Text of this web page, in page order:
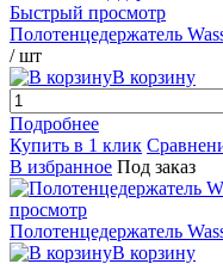
Быстрый просмотр
Полотенцедержатель
/ шт
В корзину
Подробнее
Купить в 1 клик
В избранное Под заказ
просмотр
Полотенцедержатель
В корзину